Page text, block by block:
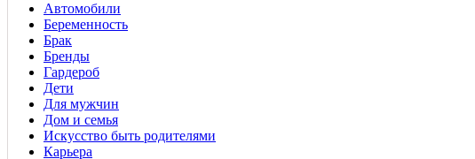
Автомобили
Беременность
Брак
Бренды
Гардероб
Дети
Для мужчин
Дом и семья
Искусство быть родителями
Карьера